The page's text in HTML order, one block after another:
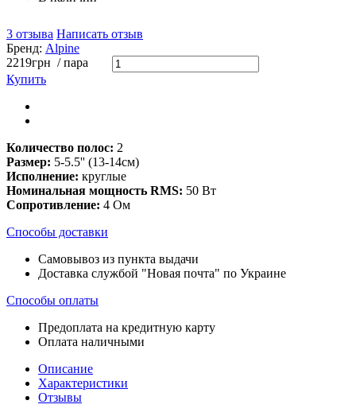
3 отзыва Написать отзыв
Бренд: Alpine
2219грн / пара
Купить
Количество полос: 2
Размер: 5-5.5'' (13-14см)
Исполнение: круглые
Номинальная мощность RMS: 50 Вт
Сопротивление: 4 Ом
Способы доставки
Самовывоз из пункта выдачи
Доставка службой "Новая почта" по Украине
Способы оплаты
Предоплата на кредитную карту
Оплата наличными
Описание
Характеристики
Отзывы